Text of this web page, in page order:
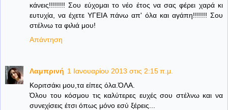
κάνεις!!!!!!!! Σου εύχομαι το νέο έτος να σας φέρει χαρά κι
ευτυχία, να έχετε ΥΓΕΙΑ πάνω απ' όλα και αγάπη!!!!!!! Σου
στέλνω τα φιλιά μου!
Απάντηση
Λαμπρινή 1 Ιανουαρίου 2013 στις 2:15 π.μ.
Κοριτσάκι μου,τα είπες όλα.ΌΛΑ.
Όλου του κόσμου τις καλύτερες ευχές σου στέλνω και να
συνεχίσεις έτσι όπως μόνο εσύ ξέρεις...